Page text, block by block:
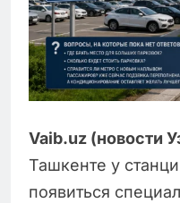
Vaib.uz (новости
Ташкенте у
появиться